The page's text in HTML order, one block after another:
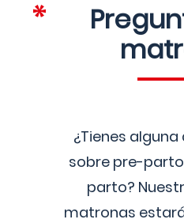
¿Tienes
sobre pre-
parto?
matronas